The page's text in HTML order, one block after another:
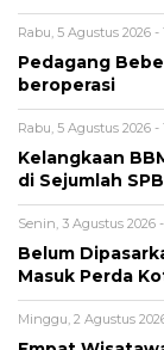
Rabu, 5 Agustus 2026 -
Pedagang
beroperasi
Rabu, 5 Agustus 2026 -
Kelangkaan
di Sejumlah
Senin, 3 Agustus 2026 -
Belum
Masuk Perda
Minggu, 2 Agustus